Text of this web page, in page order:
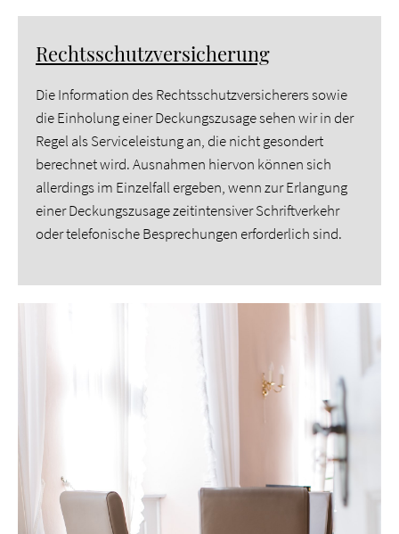
Rechtsschutzversicherung
Die Information des Rechtsschutzversicherers sowie
die Einholung einer Deckungszusage sehen wir in der
Regel als Serviceleistung an, die nicht gesondert
berechnet wird. Ausnahmen hiervon können sich
allerdings im Einzelfall ergeben, wenn zur Erlangung
einer Deckungszusage zeitintensiver Schriftverkehr
oder telefonische Besprechungen erforderlich sind.